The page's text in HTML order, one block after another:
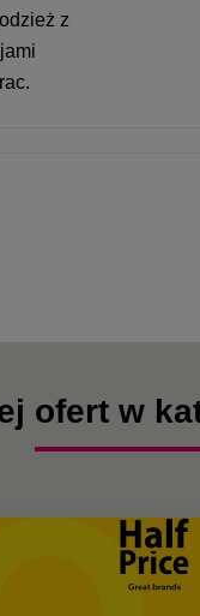
z
ofert w